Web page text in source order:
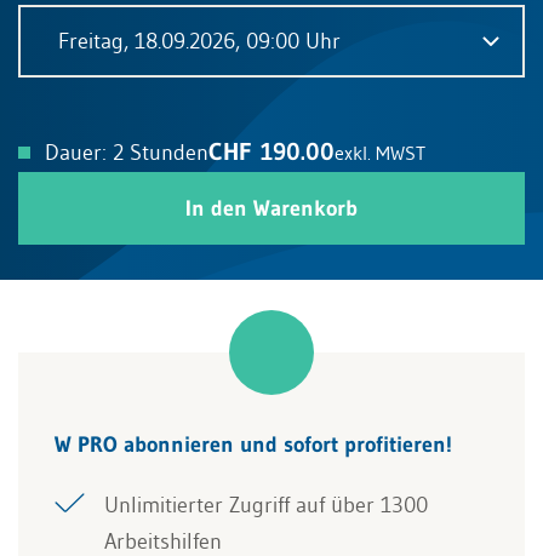
Freitag, 18.09.2026, 09:00 Uhr
Dauer: 2 StundenCHF 190.00exkl. MWST
In den Warenkorb
W PRO abonnieren und sofort profitieren!
Unlimitierter Zugriff auf über 1300
Arbeitshilfen